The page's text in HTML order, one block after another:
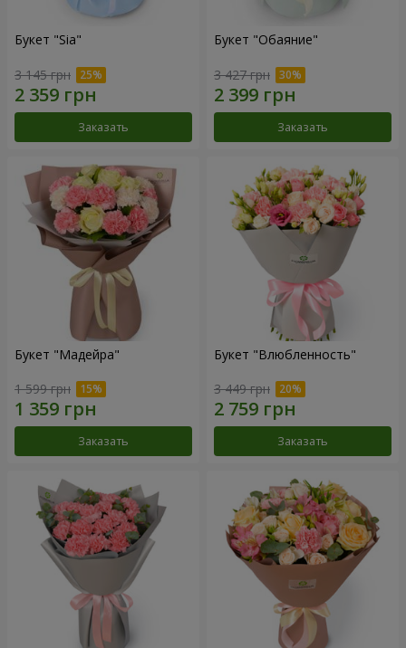
Букет "Sia"
3 145 грн
Заказать
Букет "Обаяние"
3 427 грн
Заказать
Букет "Мадейра"
1 599 грн
Заказать
Букет "Влюбленность"
3 449 грн
Заказать